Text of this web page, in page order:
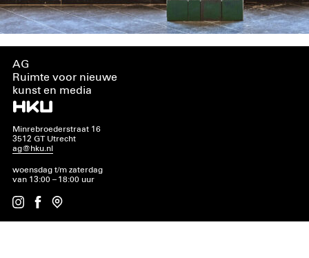
AG
Ruimte voor nieuwe
kunst en media
Minrebroederstraat 16
3512 GT Utrecht
ag@hku.nl
woensdag t/m zaterdag
van 13:00 – 18:00 uur